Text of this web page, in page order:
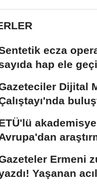
ecza
hap ele
Dijital
Ermeni
Yaşanan